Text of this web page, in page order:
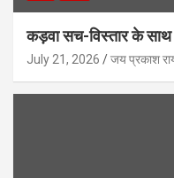
कड़वा सच-विस्तार के साथ
July 21, 2026 जय प्रकाश